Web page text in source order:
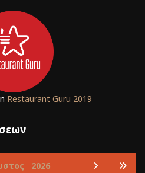
Restaurant Guru 2019
2026